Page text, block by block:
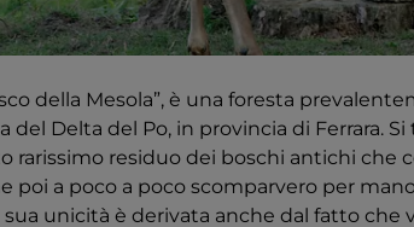
della Mesola”, è una foresta
del Delta del Po, in provincia di Ferrara.
rarissimo residuo dei boschi antichi che
poi a poco a poco scomparvero per
sua unicità è derivata anche dal fatto che